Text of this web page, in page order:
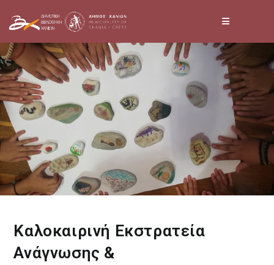
to
content
Καλοκαιρινή Εκστρατεία
Ανάγνωσης &